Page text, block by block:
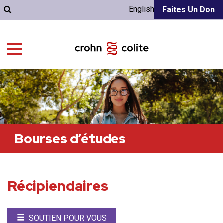
Faites Un Don
English
Bourses d’études
Récipiendaires
 SOUTIEN POUR VOUS